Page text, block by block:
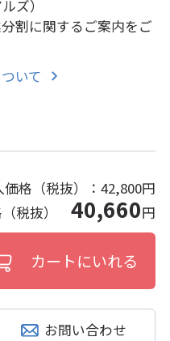
ズ）
割に関するご案内をご
いて
価格（税抜）：42,800円
（税抜）40,660円
お問い合わせ